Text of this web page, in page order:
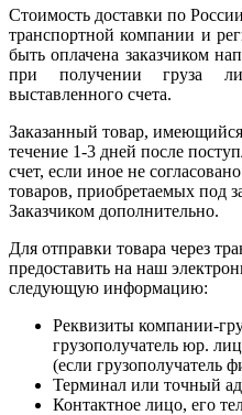
Стоимость доставки по
транспортной компании и
быть оплачена заказчиком
при получении груза
выставленного счета.
Заказанный товар,
течение 1-3 дней после
счет, если иное не
товаров, приобретаемых под
Заказчиком дополнительно.
Для отправки товара через
предоставить на наш
следующую информацию:
Реквизиты компании-
грузополучатель юр.
(если грузополучатель
Терминал или точный
Контактное лицо, его